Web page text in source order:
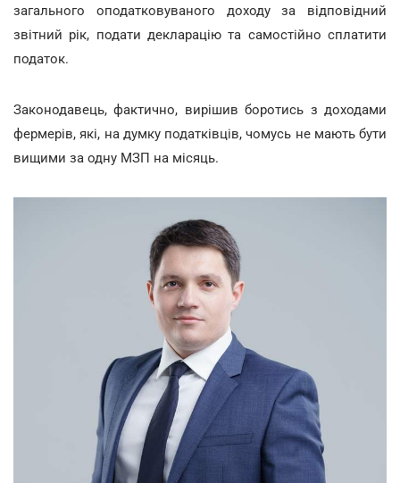
загального оподатковуваного доходу за відповідний
звітний рік, подати декларацію та самостійно сплатити
податок.
Законодавець, фактично, вирішив боротись з доходами
фермерів, які, на думку податківців, чомусь не мають бути
вищими за одну МЗП на місяць.